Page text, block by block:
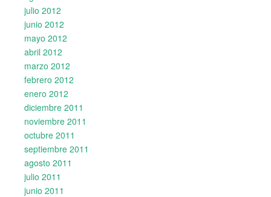
julio 2012
junio 2012
mayo 2012
abril 2012
marzo 2012
febrero 2012
enero 2012
diciembre 2011
noviembre 2011
octubre 2011
septiembre 2011
agosto 2011
julio 2011
junio 2011